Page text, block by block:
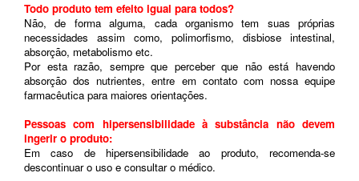
Todo produto tem efeito igual para todos?
Não, de forma alguma, cada organismo tem suas próprias
necessidades assim como, polimorfismo, disbiose intestinal,
absorção, metabolismo etc.
Por esta razão, sempre que perceber que não está havendo
absorção dos nutrientes, entre em contato com nossa equipe
farmacêutica para maiores orientações.
Pessoas com hipersensibilidade à substância não devem
ingerir o produto:
Em caso de hipersensibilidade ao produto, recomenda-se
descontinuar o uso e consultar o médico.